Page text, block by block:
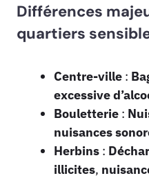
Différences
quartiers
Centre-ville :
excessive
Bouletterie :
nuisances
Herbins :
illicites,